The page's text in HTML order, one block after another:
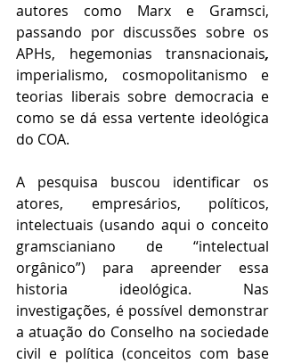
autores como Marx e Gramsci,
passando por discussões sobre os
APHs, hegemonias transnacionais
imperialismo, cosmopolitanismo e
teorias liberais sobre democracia e
como se dá essa vertente ideológica
do COA.
A pesquisa buscou identificar os
atores, empresários, políticos,
intelectuais (usando aqui o conceito
gramscianiano de “intelectual
orgânico”) para apreender essa
historia ideológica. Nas
investigações, é possível demonstrar
a atuação do Conselho na sociedade
civil e política (conceitos com base